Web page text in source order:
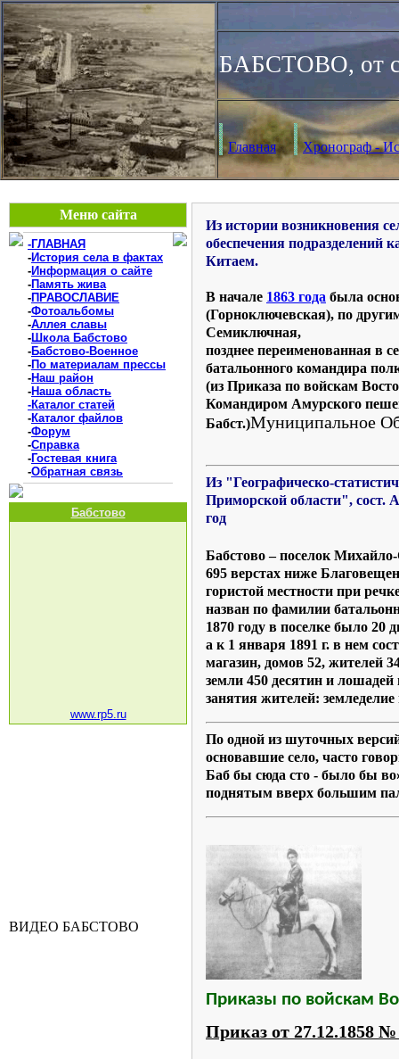
БАБСТОВО, от
Главная Хронограф -
Меню сайта
-ГЛАВНАЯ
-История села в фактах
-Информация о сайте
-Память жива
-ПРАВОСЛАВИЕ
-Фотоальбомы
-Аллея славы
-Школа Бабстово
-Бабстово-Военное
-По материалам прессы
-Наш район
-Наша область
-Каталог статей
-Каталог файлов
-Форум
-Справка
-Гостевая книга
-Обратная связь
Бабстово
www.rp5.ru
ВИДЕО БАБСТОВО
Из истории возникновения
обеспечения подразделений
Китаем.
В начале 1863 года была
(Горноключевская), по
Семиключная,
позднее переименованная в
батальонного командира
(из Приказа по войскам
Командиром Амурского
Бабст.)Муниципальное
Из "Географическо-
Приморской области", сост.
год
Бабстово – поселок
695 верстах ниже
гористой местности при
назван по фамилии
1870 году в поселке было 20
а к 1 января 1891 г. в нем
магазин, домов 52, жителей
земли 450 десятин и лошадей
занятия жителей:
По одной из шуточных
основавшие село, часто
Баб бы сюда сто - было бы
поднятым вверх большим
Приказы по войскам
Приказ от 27.12.1858 №